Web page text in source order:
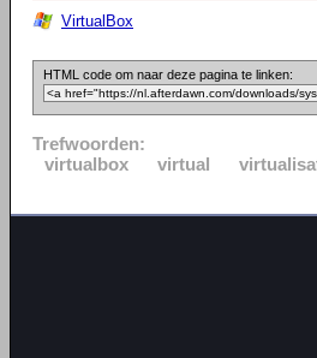
VirtualBox
HTML code om naar deze pagina te linken:
Trefwoorden:
virtualbox
virtual